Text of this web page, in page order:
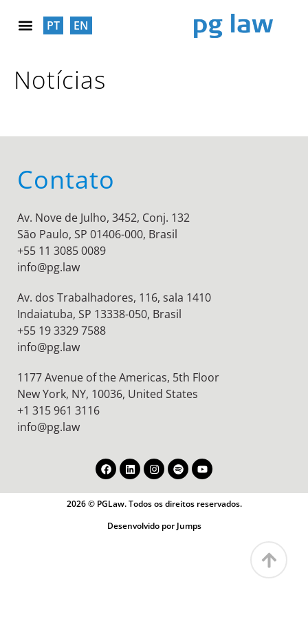
PT EN
Notícias
Contato
Av. Nove de Julho, 3452, Conj. 132
São Paulo, SP 01406-000, Brasil
+55 11 3085 0089
info@pg.law
Av. dos Trabalhadores, 116, sala 1410
Indaiatuba, SP 13338-050, Brasil
+55 19 3329 7588
info@pg.law
1177 Avenue of the Americas, 5th Floor
New York, NY, 10036, United States
+1 315 961 3116
info@pg.law
2026 © PGLaw. Todos os direitos reservados.
Desenvolvido por Jumps